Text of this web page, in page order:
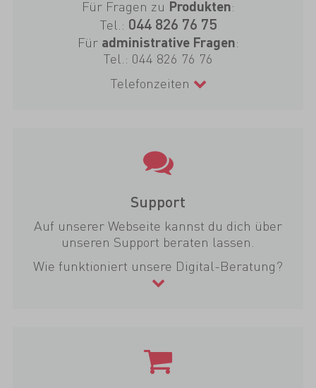
Für Fragen zu Produkten:
Tel.: 044 826 76 75
Für administrative Fragen:
Tel.: 044 826 76 76
Telefonzeiten
Support
Auf unserer Webseite kannst du dich über
unseren Support beraten lassen.
Wie funktioniert unsere Digital-Beratung?